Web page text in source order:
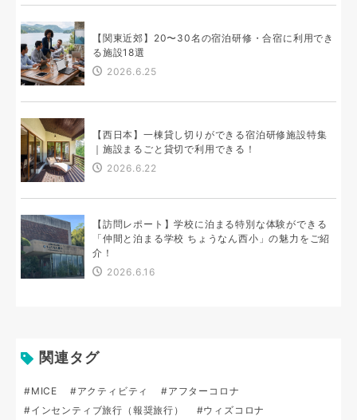
【関東近郊】20〜30名の宿泊研修・合宿に利用でき
る施設18選
2026.6.25
【西日本】一棟貸し切りができる宿泊研修施設特集
｜施設まるごと貸切で利用できる！
2026.6.22
【訪問レポート】学校に泊まる特別な体験ができる
「仲間と泊まる学校 ちょうなん西小」の魅力をご紹
介！
2026.6.16
関連タグ
#MICE #アクティビティ
#アフターコロナ
#インセンティブ旅行（報奨旅行）
#ウィズコロナ